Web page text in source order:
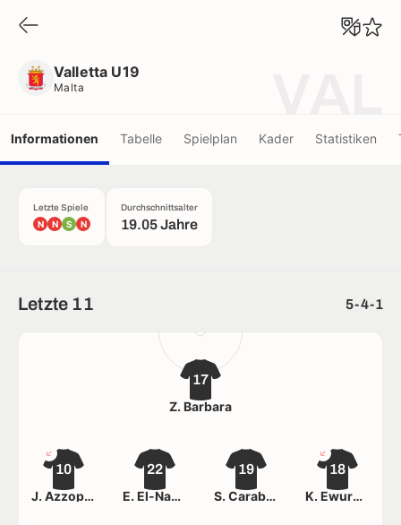
Valletta U19
Malta
Informationen Tabelle Spielplan Kader Statistiken
Letzte Spiele
N N S N
Durchschnittsalter
19.05 Jahre
Letzte 11 5-4-1
10
J. Azzopardi
22
E. El-Nasar
19
S. Carabott
18
K. Ewurum
17
Z. Barbara